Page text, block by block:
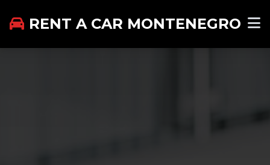
RENT A CAR MONTENEGRO